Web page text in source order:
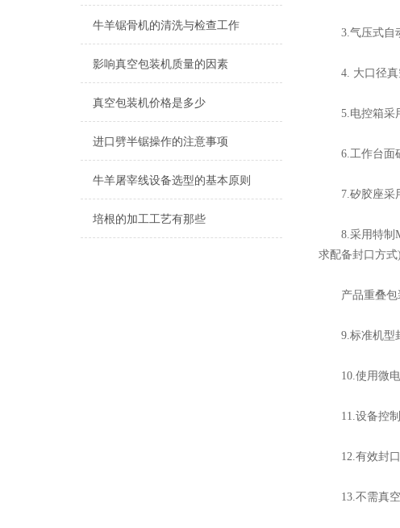
牛羊锯骨机的清洗与检查工作
影响真空包装机质量的因素
真空包装机价格是多少
进口劈半锯操作的注意事项
牛羊屠宰线设备选型的基本原则
培根的加工工艺有那些
3.气压式自动
4. 大口径真空
5.电控箱采用
6.工作台面矽
7.矽胶座采用
8.采用特制M
求配备封口方式
产品重叠包
9.标准机型封
10.使用微电
11.设备控制
12.有效封口
13.不需真空